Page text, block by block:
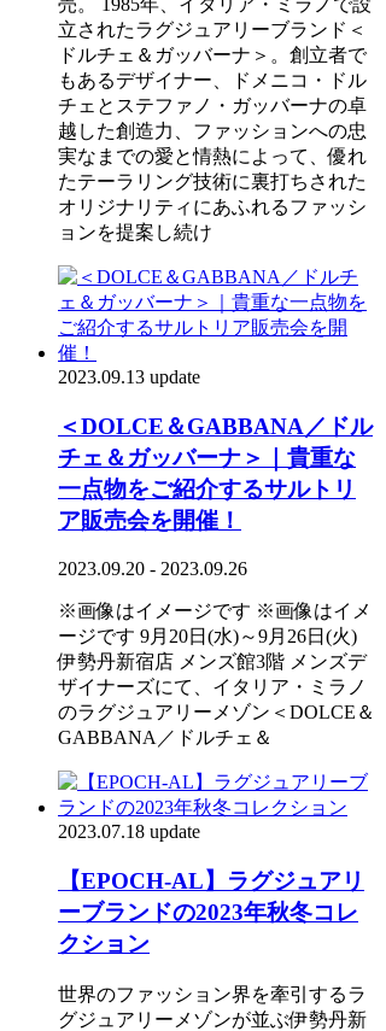
⽴されたラグジュアリーブランド＜
ドルチェ＆ガッバーナ＞。創⽴者で
もあるデザイナー、ドメニコ・ドル
チェとステファノ・ガッバーナの卓
越した創造⼒、ファッションへの忠
実なまでの愛と情熱によって、優れ
たテーラリング技術に裏打ちされた
オリジナリティにあふれるファッシ
ョンを提案し続け
2023.09.13 update
＜DOLCE＆GABBANA／ドル
チェ＆ガッバーナ＞｜貴重な
一点物をご紹介するサルトリ
ア販売会を開催！
2023.09.20 - 2023.09.26
※画像はイメージです ※画像はイメ
ージです 9月20日(水)～9月26日(火)
伊勢丹新宿店 メンズ館3階 メンズデ
ザイナーズにて、イタリア・ミラノ
のラグジュアリーメゾン＜DOLCE＆
GABBANA／ドルチェ＆
2023.07.18 update
【EPOCH-AL】ラグジュアリ
ーブランドの2023年秋冬コレ
クション
世界のファッション界を牽引するラ
グジュアリーメゾンが並ぶ伊勢丹新